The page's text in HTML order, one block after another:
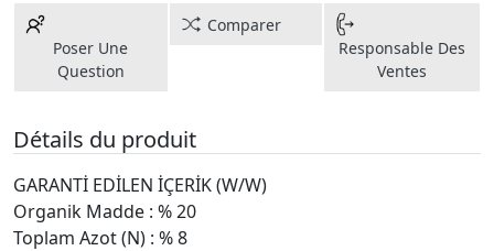
Poser Une
Question
Comparer
Responsable Des
Ventes
Détails du produit
GARANTİ EDİLEN İÇERİK (W/W)
Organik Madde : % 20
Toplam Azot (N) : % 8